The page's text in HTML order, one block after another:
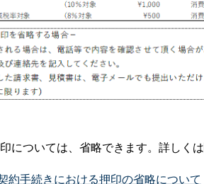
については、省略できます。詳しく
約手続きにおける押印の省略について